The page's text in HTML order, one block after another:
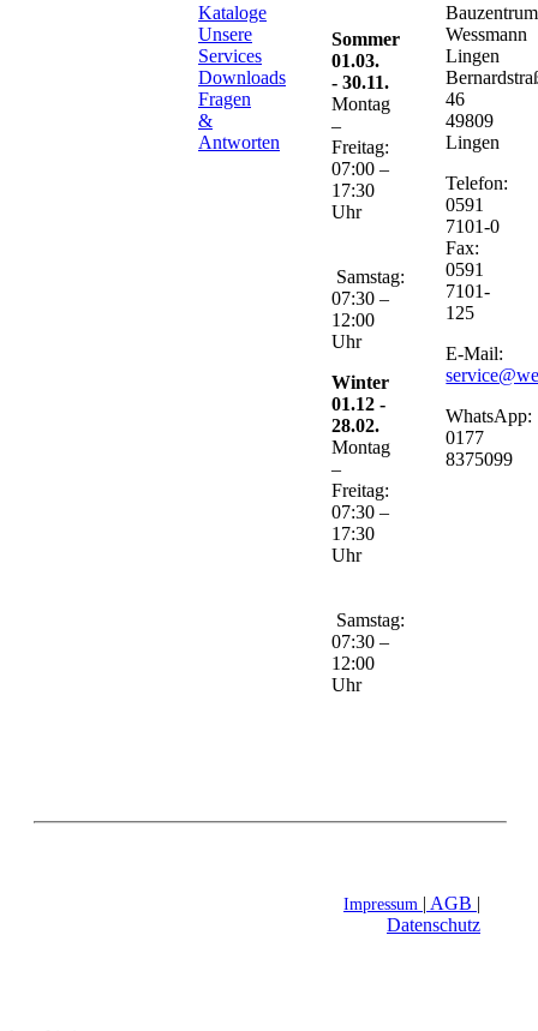
Kataloge
Unsere
Services
Downloads
Fragen
&
Antworten
Sommer
01.03.
- 30.11.
Montag
–
Freitag:
07:00 –
17:30
Uhr
Samstag:
07:30 –
12:00
Uhr
Winter
01.12 -
28.02.
Montag
–
Freitag:
07:30 –
17:30
Uhr
Samstag:
07:30 –
12:00
Uhr
Bauzentrum
Wessmann
Lingen
46
49809
Lingen
Telefon:
0591
7101-0
Fax:
0591
7101-
125
E-Mail:
WhatsApp:
0177
8375099
Impressum | AGB |
Datenschutz